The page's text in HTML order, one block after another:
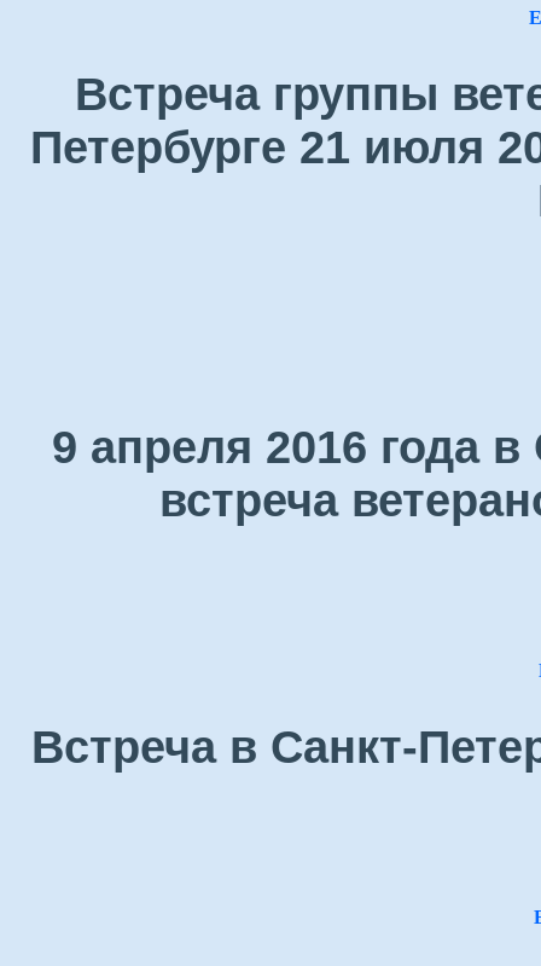
Встреча группы
Петербурге 21 июля
9 апреля 2016 года
встреча
Встреча в Санкт-